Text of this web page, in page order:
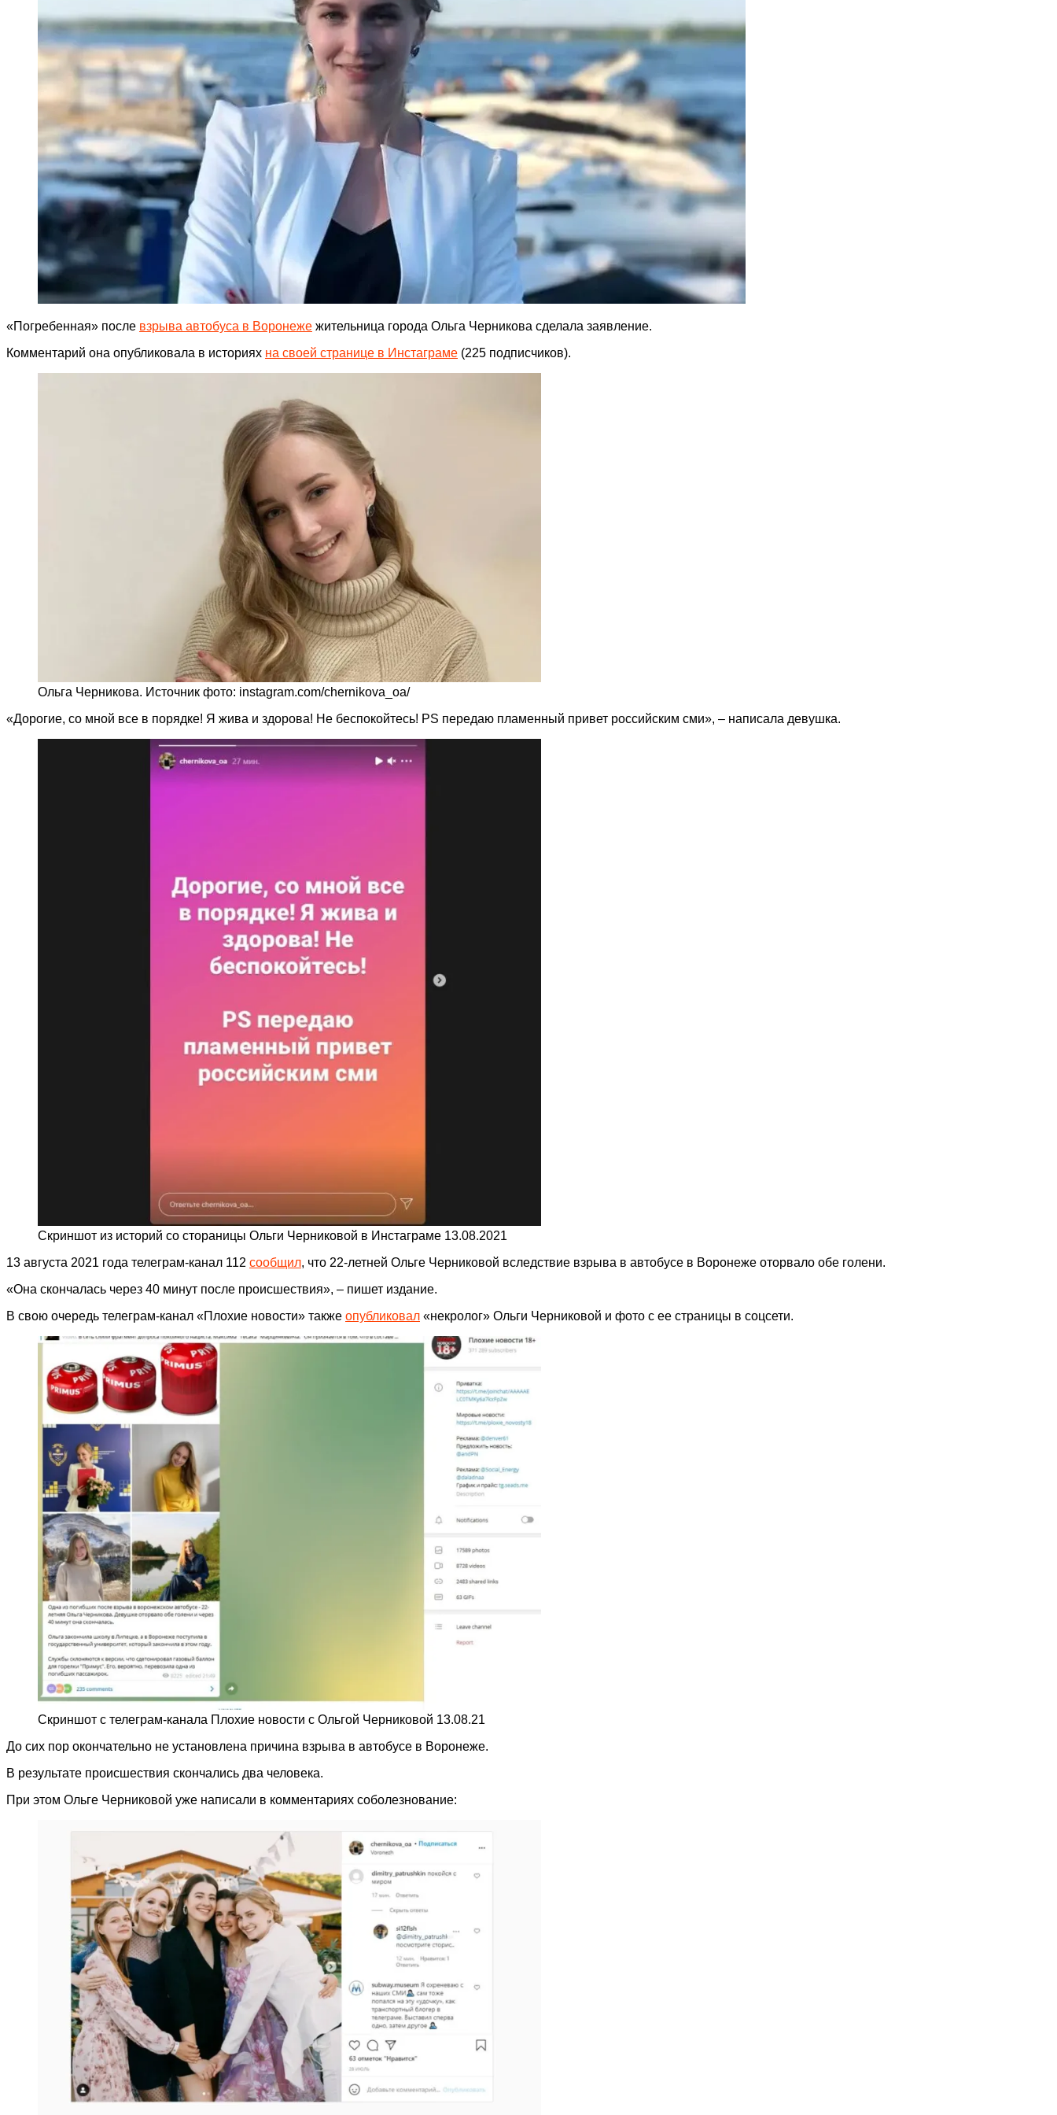
«Погребенная» после взрыва автобуса в Воронеже жительница города Ольга Черникова сделала заявление.
Комментарий она опубликовала в историях на своей странице в Инстаграме (225 подписчиков).
Ольга Черникова. Источник фото: instagram.com/chernikova_oa/
«Дорогие, со мной все в порядке! Я жива и здорова! Не беспокойтесь! PS передаю пламенный привет российским сми», – написала девушка.
Скриншот из историй со стораницы Ольги Черниковой в Инстаграме 13.08.2021
13 августа 2021 года телеграм-канал 112 сообщил, что 22-летней Ольге Черниковой вследствие взрыва в автобусе в Воронеже оторвало обе голени.
«Она скончалась через 40 минут после происшествия», – пишет издание.
В свою очередь телеграм-канал «Плохие новости» также опубликовал «некролог» Ольги Черниковой и фото с ее страницы в соцсети.
Скриншот с телеграм-канала Плохие новости с Ольгой Черниковой 13.08.21
До сих пор окончательно не установлена причина взрыва в автобусе в Воронеже.
В результате происшествия скончались два человека.
При этом Ольге Черниковой уже написали в комментариях соболезнование: